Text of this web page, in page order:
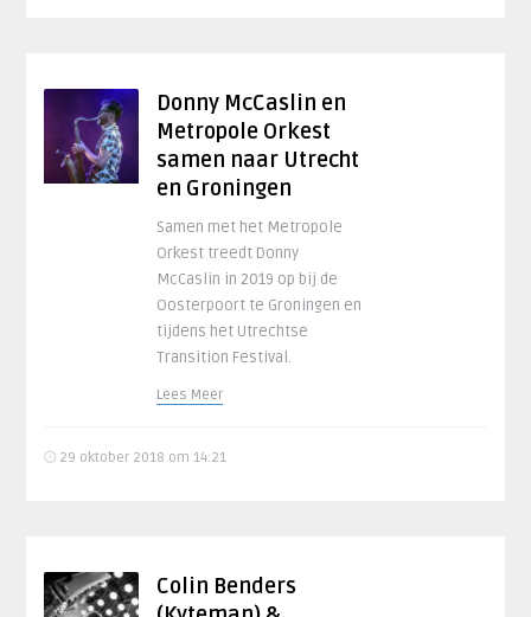
Donny McCaslin en
Metropole Orkest
samen naar Utrecht
en Groningen
Samen met het Metropole
Orkest treedt Donny
McCaslin in 2019 op bij de
Oosterpoort te Groningen en
tijdens het Utrechtse
Transition Festival.
Lees Meer
29 oktober 2018 om 14:21
Colin Benders